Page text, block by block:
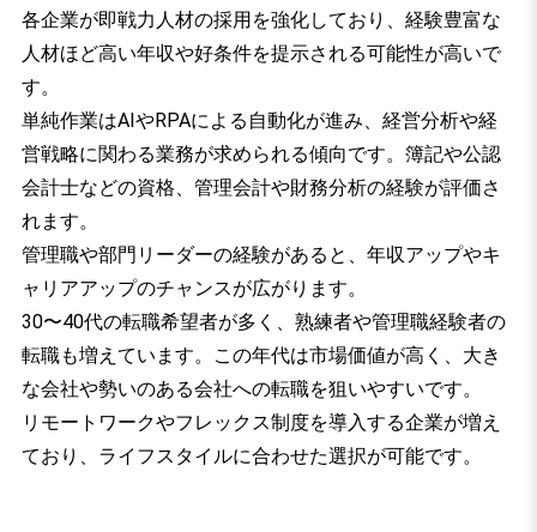
各企業が即戦力人材の採用を強化しており、経験豊富な
人材ほど高い年収や好条件を提示される可能性が高いで
す。
単純作業はAIやRPAによる自動化が進み、経営分析や経
営戦略に関わる業務が求められる傾向です。簿記や公認
会計士などの資格、管理会計や財務分析の経験が評価さ
れます。
管理職や部門リーダーの経験があると、年収アップやキ
ャリアアップのチャンスが広がります。
30〜40代の転職希望者が多く、熟練者や管理職経験者の
転職も増えています。この年代は市場価値が高く、大き
な会社や勢いのある会社への転職を狙いやすいです。
リモートワークやフレックス制度を導入する企業が増え
ており、ライフスタイルに合わせた選択が可能です。